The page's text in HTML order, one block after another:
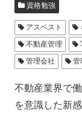
資格勉強
アスベスト
不動産管理
管理会社
管
不動産業界で
を意識した新